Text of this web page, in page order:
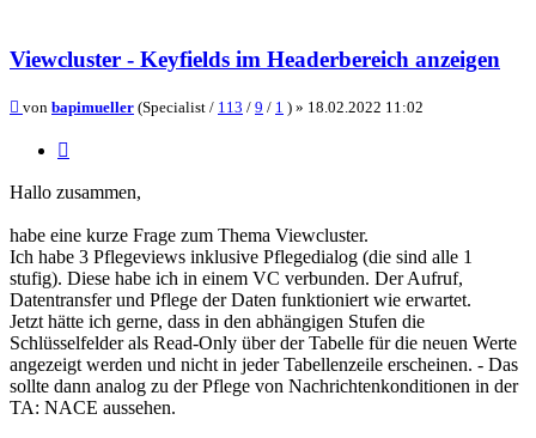
Viewcluster - Keyfields im Headerbereich anzeigen
Beitrag
von bapimueller (Specialist / 113 / 9 / 1 ) » 18.02.2022 11:02
Hallo zusammen,
habe eine kurze Frage zum Thema Viewcluster.
Ich habe 3 Pflegeviews inklusive Pflegedialog (die sind alle 1
stufig). Diese habe ich in einem VC verbunden. Der Aufruf,
Datentransfer und Pflege der Daten funktioniert wie erwartet.
Jetzt hätte ich gerne, dass in den abhängigen Stufen die
Schlüsselfelder als Read-Only über der Tabelle für die neuen Werte
angezeigt werden und nicht in jeder Tabellenzeile erscheinen. - Das
sollte dann analog zu der Pflege von Nachrichtenkonditionen in der
TA: NACE aussehen.